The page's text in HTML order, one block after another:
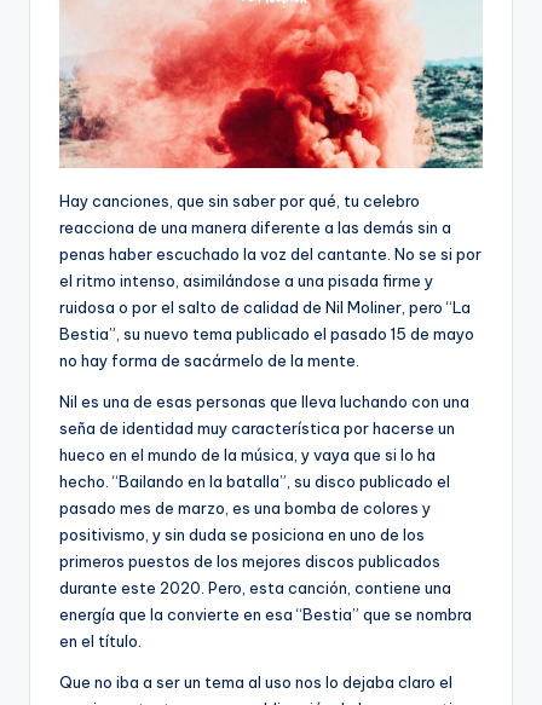
Hay canciones, que sin saber por qué, tu celebro
reacciona de una manera diferente a las demás sin a
penas haber escuchado la voz del cantante. No se si por
el ritmo intenso, asimilándose a una pisada firme y
ruidosa o por el salto de calidad de Nil Moliner, pero “La
Bestia”, su nuevo tema publicado el pasado 15 de mayo
no hay forma de sacármelo de la mente.
Nil es una de esas personas que lleva luchando con una
seña de identidad muy característica por hacerse un
hueco en el mundo de la música, y vaya que si lo ha
hecho. “Bailando en la batalla”, su disco publicado el
pasado mes de marzo, es una bomba de colores y
positivismo, y sin duda se posiciona en uno de los
primeros puestos de los mejores discos publicados
durante este 2020. Pero, esta canción, contiene una
energía que la convierte en esa “Bestia” que se nombra
en el título.
Que no iba a ser un tema al uso nos lo dejaba claro el